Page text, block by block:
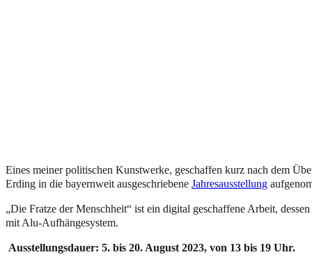
Eines meiner politischen Kunstwerke, geschaffen kurz nach dem
Erding in die bayernweit ausgeschriebene Jahresausstellung
„Die Fratze der Menschheit“ ist ein digital geschaffene Arbeit,
mit Alu-Aufhängesystem.
Ausstellungsdauer: 5. bis 20. August 2023, von 13 bis 19 Uhr.